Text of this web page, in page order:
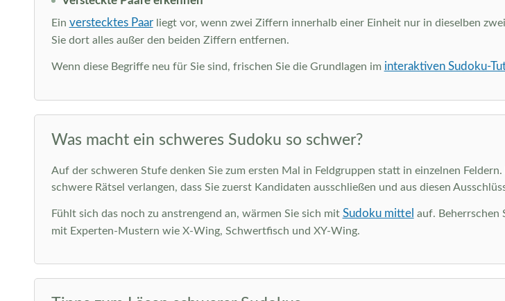
Ein verstecktes Paarliegt vor, wenn zwei Ziffern innerhalb einer Einheit nur in dieselben
Sie dort alles außer den beiden Ziffern entfernen.
Wenn diese Begriffe neu für Sie sind, frischen Sie die Grundlagen im interaktiven Sudoku-
Was macht ein schweres Sudoku so schwer?
Auf der schweren Stufe denken Sie zum ersten Mal in Feldgruppen statt in einzelnen
schwere Rätsel verlangen, dass Sie zuerst Kandidaten ausschließen und aus diesen
Fühlt sich das noch zu anstrengend an, wärmen Sie sich mit Sudoku mittel auf. Beherrschen
mit Experten-Mustern wie X-Wing, Schwertfisch und XY-Wing.